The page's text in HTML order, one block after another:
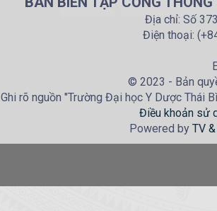
Địa chỉ: Số
Điện thoại:
© 2023 - Bản
Ghi rõ nguồn "Trường Đại học Y Dược Thái
Điều khoản sử
Powered by TV